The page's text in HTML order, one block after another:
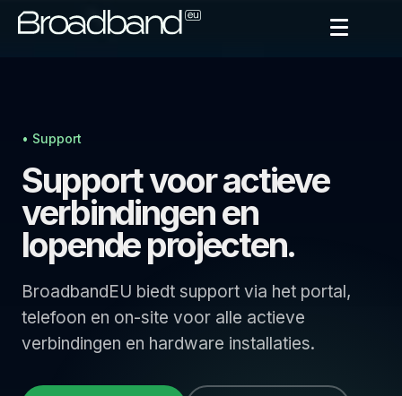
• Support
Support voor actieve
verbindingen en
lopende projecten.
BroadbandEU biedt support via het portal,
telefoon en on-site voor alle actieve
verbindingen en hardware installaties.